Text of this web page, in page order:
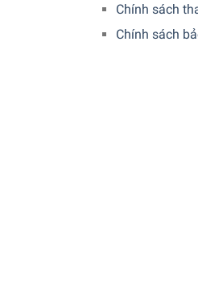
giúp bạn chọn cấp độ xay
dùng để chọn giữa 8 cài đặt
Chính sách
Chính sách